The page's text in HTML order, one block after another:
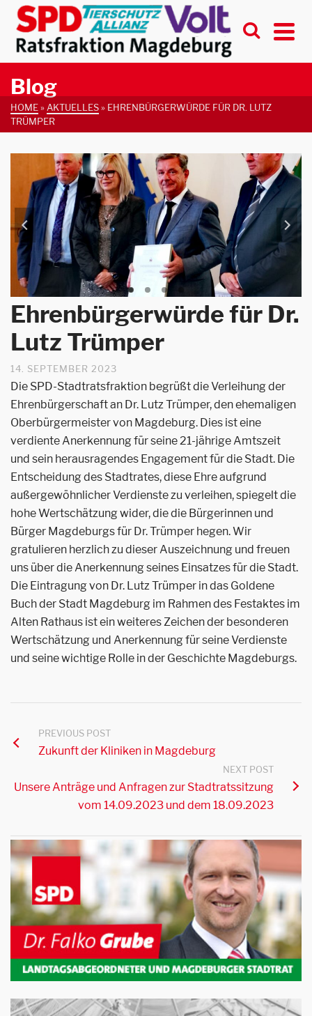
Blog
HOME» AKTUELLES» EHRENBÜRGERWÜRDE FÜR DR. LUTZ
TRÜMPER
Ehrenbürgerwürde für Dr.
Lutz Trümper
14. SEPTEMBER 2023
Die SPD-Stadtratsfraktion begrüßt die Verleihung der
Ehrenbürgerschaft an Dr. Lutz Trümper, den ehemaligen
Oberbürgermeister von Magdeburg. Dies ist eine
verdiente Anerkennung für seine 21-jährige Amtszeit
und sein herausragendes Engagement für die Stadt. Die
Entscheidung des Stadtrates, diese Ehre aufgrund
außergewöhnlicher Verdienste zu verleihen, spiegelt die
hohe Wertschätzung wider, die die Bürgerinnen und
Bürger Magdeburgs für Dr. Trümper hegen. Wir
gratulieren herzlich zu dieser Auszeichnung und freuen
uns über die Anerkennung seines Einsatzes für die Stadt.
Die Eintragung von Dr. Lutz Trümper in das Goldene
Buch der Stadt Magdeburg im Rahmen des Festaktes im
Alten Rathaus ist ein weiteres Zeichen der besonderen
Wertschätzung und Anerkennung für seine Verdienste
und seine wichtige Rolle in der Geschichte Magdeburgs.
PREVIOUS POST
Zukunft der Kliniken in Magdeburg
NEXT POST
Unsere Anträge und Anfragen zur Stadtratssitzung
vom 14.09.2023 und dem 18.09.2023